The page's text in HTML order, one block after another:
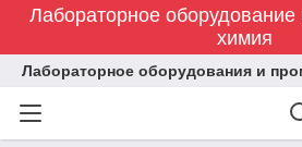
Лабораторное
химия
Лабораторное оборудования и